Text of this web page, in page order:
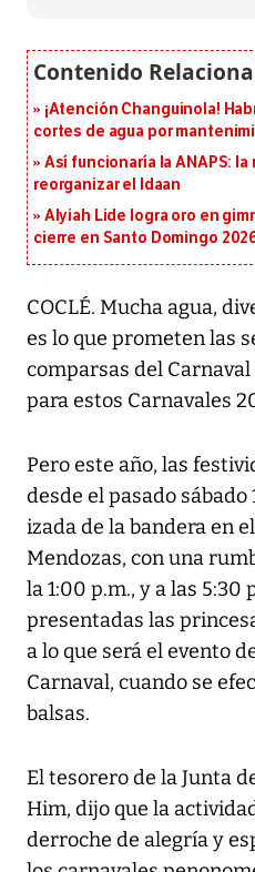
¡Atención Changuinola!
cortes de agua por
Así funcionaría la ANAPS:
reorganizar el Idaan
Alyiah Lide logra oro en
cierre en Santo Domingo
COCLÉ. Mucha agua,
es lo que prometen las
comparsas del
para estos Carnavales
Pero este año, las
desde el pasado sábado
izada de la bandera en
Mendozas, con una
la 1:00 p.m., y a las 5:30
presentadas las
a lo que será el evento
Carnaval, cuando se
balsas.
El tesorero de la Junta
Him, dijo que la
derroche de alegría y